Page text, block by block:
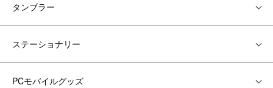
タンブラー
ステーショナリー
PCモバイルグッズ